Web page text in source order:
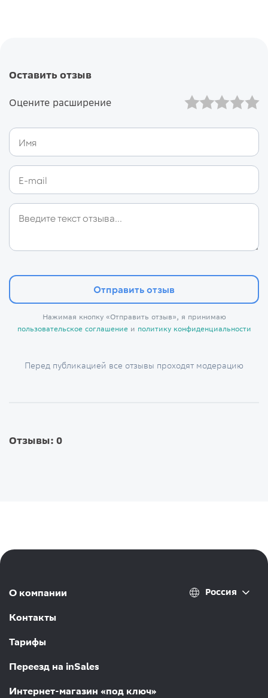
Оставить отзыв
Оцените расширение
Отправить отзыв
Нажимая кнопку «Отправить отзыв», я принимаю
пользовательское соглашениеи политику конфиденциальности
Перед публикацией все отзывы проходят модерацию
Отзывы: 0
О компании
Контакты
Тарифы
Переезд на inSales
Интернет-магазин «под ключ»
Россия